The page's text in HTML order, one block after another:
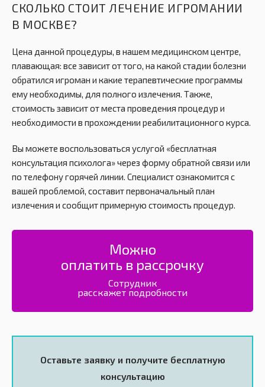
СКОЛЬКО СТОИТ ЛЕЧЕНИЕ ИГРОМАНИИ
В МОСКВЕ?
Цена данной процедуры, в нашем медицинском центре,
плавающая: все зависит от того, на какой стадии болезни
обратился игроман и какие терапевтические программы
ему необходимы, для полного излечения. Также,
стоимость зависит от места проведения процедур и
необходимости в прохождении реабилитационного курса.
Вы можете воспользоваться услугой «бесплатная
консультация психолога» через форму обратной связи или
по телефону горячей линии. Специалист ознакомится с
вашей проблемой, составит первоначальный план
излечения и сообщит примерную стоимость процедур.
Можно
оплатить в рассрочку
Сотрудник
расскажет подробности
Оставьте заявку и получите бесплатную
консультацию